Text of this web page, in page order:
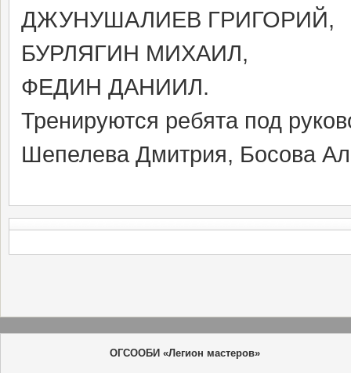
ДЖУНУШАЛИЕВ ГРИГОРИЙ,
БУРЛЯГИН МИХАИЛ,
ФЕДИН ДАНИИЛ.
Тренируются ребята под
Шепелева Дмитрия, Босова
ОГСООБИ «Легион мастеров»